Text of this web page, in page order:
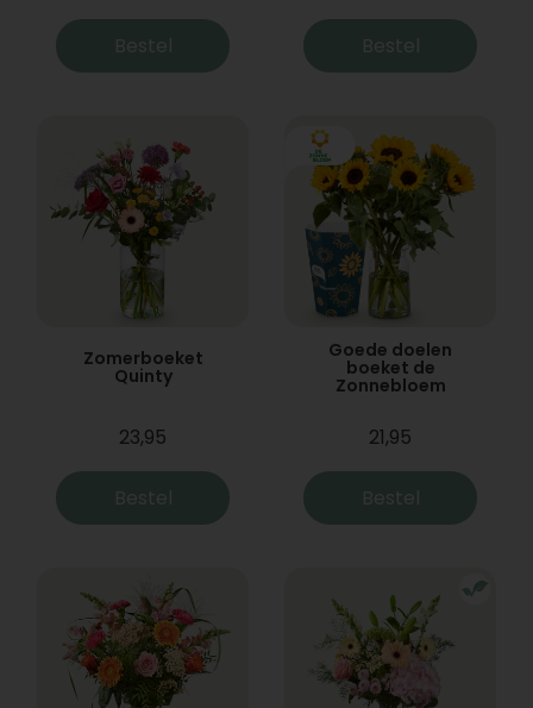
Bestel Bestel
Zomerboeket
Quinty
23,95
Bestel
Goede doelen
boeket de
Zonnebloem
21,95
Bestel